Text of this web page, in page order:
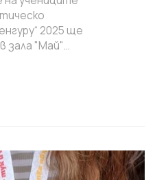
2025 ще
зала "Май"…